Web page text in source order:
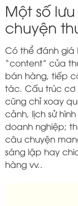
Một số
chuyện
Có thể đánh giá
“content” của
bán hàng, tiếp
tác. Cấu trúc cơ
cũng chỉ xoay
cảnh, lịch sử
doanh nghiệp;
câu chuyện
sáng lập hay
hàng vv..